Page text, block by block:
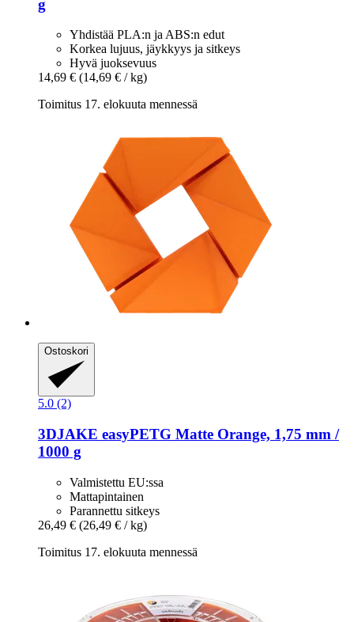
g
Yhdistää PLA:n ja ABS:n edut
Korkea lujuus, jäykkyys ja sitkeys
Hyvä juoksevuus
14,69 € (14,69 € / kg)
Toimitus 17. elokuuta mennessä
Ostoskori
5.0 (2)
3DJAKE easyPETG Matte Orange, 1,75 mm /
1000 g
Valmistettu EU:ssa
Mattapintainen
Parannettu sitkeys
26,49 € (26,49 € / kg)
Toimitus 17. elokuuta mennessä